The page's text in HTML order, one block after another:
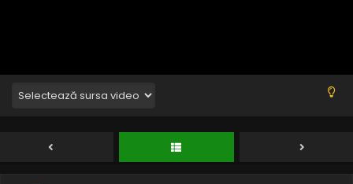
Moartea lui Gaara